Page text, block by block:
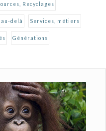
Recyclages
delà Services, métiers
Générations